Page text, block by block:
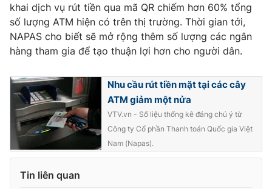
VTV9 VTV8
Liên hệ tòa soạn English
THỜI BÁO VTV
Theo dõi báo trên
khai dịch vụ rút tiền qua mã QR chiếm hơn 60% tổng
số lượng ATM hiện có trên thị trường. Thời gian tới,
NAPAS cho biết sẽ mở rộng thêm số lượng các ngân
hàng tham gia để tạo thuận lợi hơn cho người dân.
Nhu cầu rút tiền mặt tại các cây
ATM giảm một nửa
VTV.vn - Số liệu thống kê đáng chú ý từ
Công ty Cổ phần Thanh toán Quốc gia Việt
Nam (Napas).
Tin liên quan